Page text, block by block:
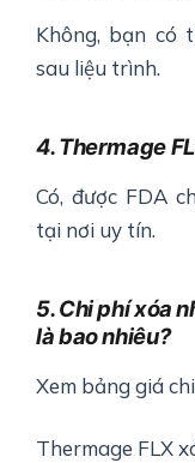
Không, bạn có
sau liệu trình.
4. Thermage
Có, được FDA
tại nơi uy tín.
5. Chi phí xóa
là bao nhiêu?
Xem bảng giá
Thermage FLX